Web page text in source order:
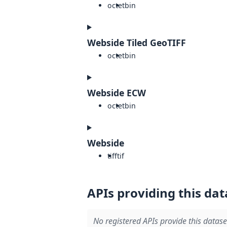
octetbin
Webside Tiled GeoTIFF
octetbin
Webside ECW
octetbin
Webside
tifftif
APIs providing this
No registered APIs provide this